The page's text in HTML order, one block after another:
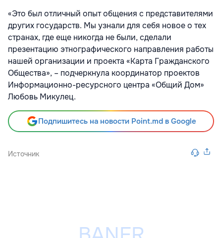
«Это был отличный опыт общения с представителями
других государств. Мы узнали для себя новое о тех
странах, где еще никогда не были, сделали
презентацию этнографического направления работы
нашей организации и проекта «Карта Гражданского
Общества», – подчеркнула координатор проектов
Информационно-ресурсного центра «Общий Дом»
Любовь Микулец.
Подпишитесь на новости Point.md в Google
Источник